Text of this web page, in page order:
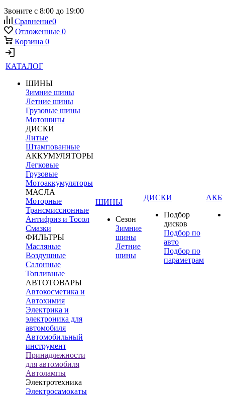
Звоните с 8:00 до 19:00
Сравнение0
Отложенные 0
Корзина 0
КАТАЛОГ
ШИНЫ
Зимние шины
Летние шины
Грузовые шины
Мотошины
ДИСКИ
Литые
Штампованные
АККУМУЛЯТОРЫ
Легковые
Грузовые
Мотоаккумуляторы
МАСЛА
Моторные
Трансмиссионные
Антифриз и Тосол
Смазки
ФИЛЬТРЫ
Масляные
Воздушные
Салонные
Топливные
АВТОТОВАРЫ
Автокосметика и
Автохимия
Электрика и
электроника для
автомобиля
Автомобильный
инструмент
Принадлежности
для автомобиля
Автолампы
Электротехника
Электросамокаты
ШИНЫ
Сезон
Зимние
шины
Летние
шины
ДИСКИ
Подбор
дисков
Подбор по
авто
Подбор по
параметрам
АКБ